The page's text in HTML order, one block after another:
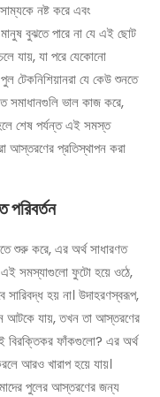
নষ্ট করে এবং
বুঝতে পারে না যে এই ছোট
যায়, যা পরে যেকোনো
টেকনিশিয়ানরা যে কেউ শুনতে
সমাধানগুলি ভাল কাজ করে,
শেষ পর্যন্ত এই সমস্ত
আস্তরণের প্রতিস্থাপন করা
পরিবর্তন
শুরু করে, এর অর্থ সাধারণত
এই সমস্যাগুলো ফুটো হয়ে ওঠে,
হয় না। উদাহরণস্বরূপ,
আটকে যায়, তখন তা আস্তরণের
বিরক্তিকর ফাঁকগুলো? এর অর্থ
আরও খারাপ হয়ে যায়।
পুলের আস্তরণের জন্য